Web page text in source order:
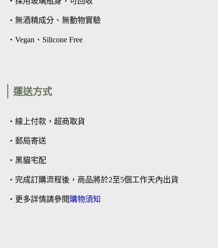
・無酒精成分、無動物實驗
・Vegan、Silicone Free
運送方式
・線上付款，超商取貨
・郵局寄送
・黑貓宅配
・完成訂購流程後，商品將於2至5個工作天內出貨
・更多詳情請參閱購物須知